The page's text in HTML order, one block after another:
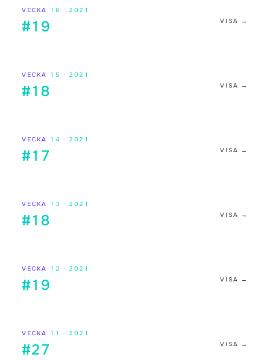
VECKA 16 · 2021
#19 VISA →
VECKA 15 · 2021
#18 VISA →
VECKA 14 · 2021
#17 VISA →
VECKA 13 · 2021
#18 VISA →
VECKA 12 · 2021
#19 VISA →
VECKA 11 · 2021
#27 VISA →